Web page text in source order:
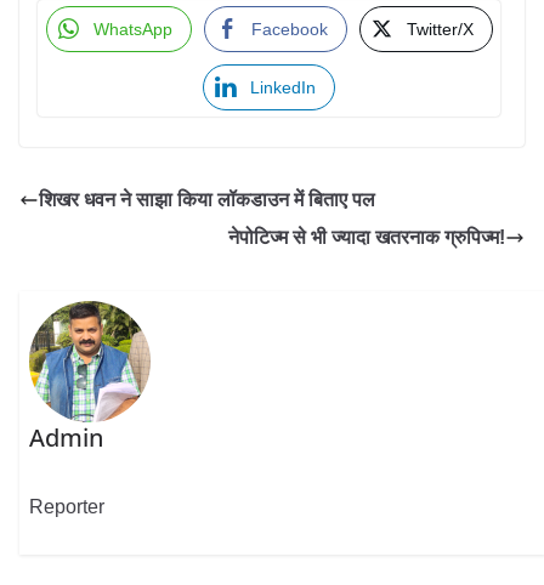
WhatsApp Facebook Twitter/X
LinkedIn
शिखर धवन ने साझा किया लॉकडाउन में बिताए पल
नेपोटिज्म से भी ज्यादा खतरनाक ग्रुपिज्म!
Admin
Reporter